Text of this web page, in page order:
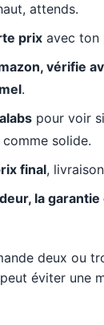
attends.
prix avec ton
vérifie
.
pour voir
solide.
final,
la
deux ou
éviter une